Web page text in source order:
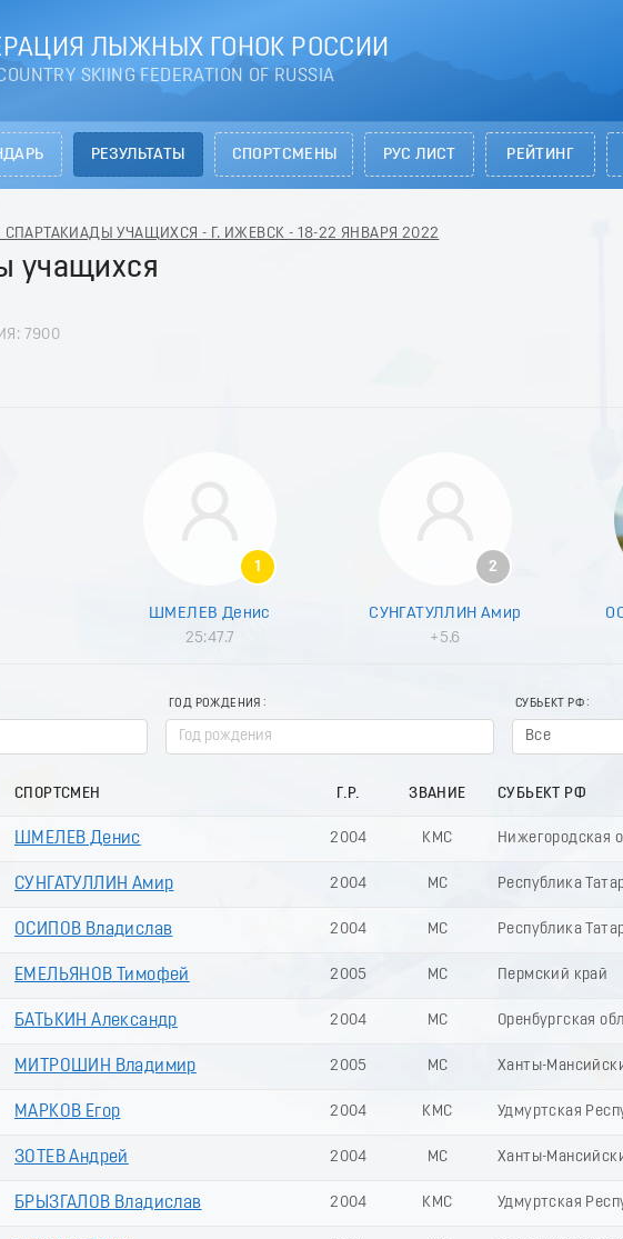
ЛЫЖНЫХ ГОНОК РОССИИ
SKIING FEDERATION OF RUSSIA
РЕЗУЛЬТАТЫ СПОРТСМЕНЫ РУС ЛИСТ РЕЙТИНГ
СПАРТАКИАДЫ УЧАЩИХСЯ - Г. ИЖЕВСК - 18-22 ЯНВАРЯ 2022
учащихся
7900
1
ШМЕЛЕВ Денис
25:47.7
2
СУНГАТУЛЛИН Амир
+5.6
ГОД РОЖДЕНИЯ СУБЬЕКТ РФ
Все
СПОРТСМЕН Г.Р. ЗВАНИЕ СУБЬЕКТ РФ
ШМЕЛЕВ Денис 2004 КМС Нижегородская
СУНГАТУЛЛИН Амир 2004 МС Республика
ОСИПОВ Владислав 2004 МС Республика
ЕМЕЛЬЯНОВ Тимофей 2005 МС Пермский край
БАТЬКИН Александр 2004 МС Оренбургская
МИТРОШИН Владимир 2005 МС Ханты-
МАРКОВ Егор 2004 КМС Удмуртская
ЗОТЕВ Андрей 2004 МС Ханты-
БРЫЗГАЛОВ Владислав 2004 КМС Удмуртская